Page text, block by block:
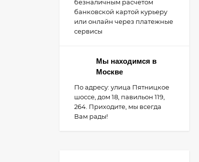
безналичным расчетом
банковской картой курьеру
или онлайн через платежные
сервисы
Мы находимся в
Москве
По адресу: улица Пятницкое
шоссе, дом 18, павильон 119,
264. Приходите, мы всегда
Вам рады!